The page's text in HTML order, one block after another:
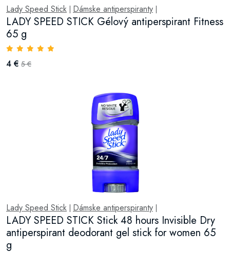
Lady Speed Stick Dámske antiperspiranty
LADY SPEED STICK Gélový antiperspirant Fitness
65 g
4 € 5 €
Lady Speed Stick Dámske antiperspiranty
LADY SPEED STICK Stick 48 hours Invisible Dry
antiperspirant deodorant gel stick for women 65
g